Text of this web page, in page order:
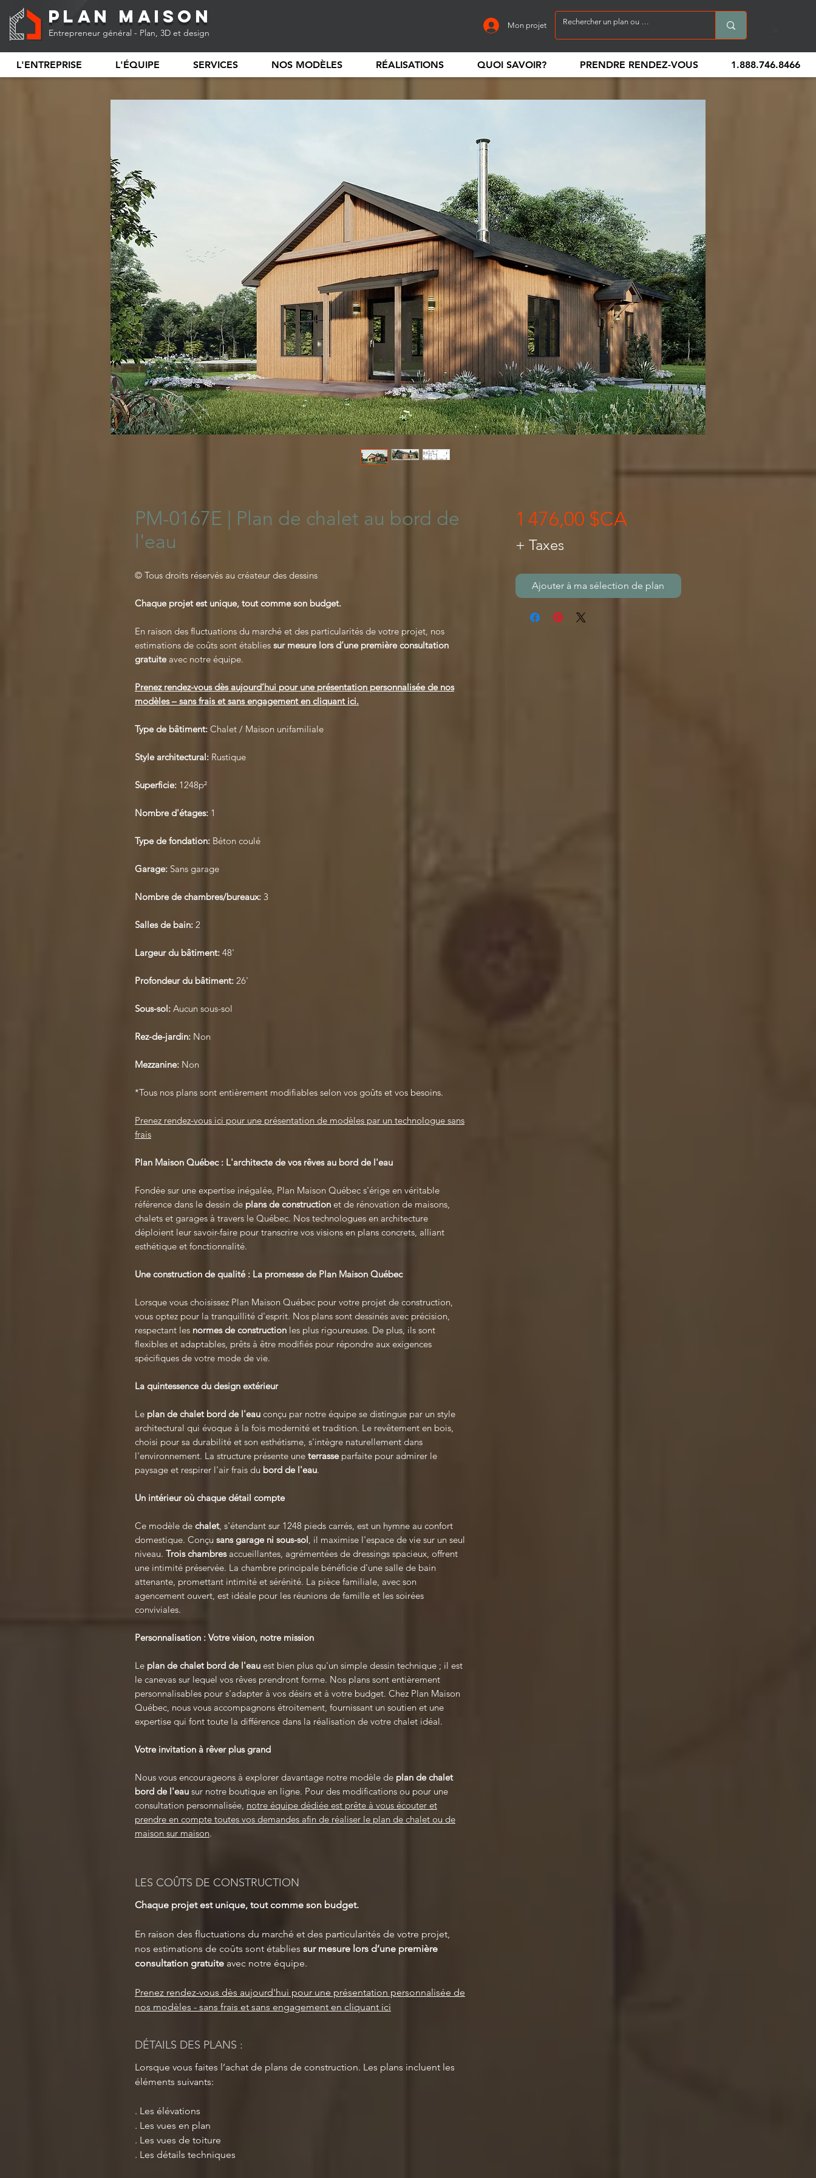
Plan Maison
Entrepreneur général - Plan, 3D et design
Mon projet
L'ENTREPRISE L'ÉQUIPE SERVICES NOS MODÈLES RÉALISATIONS QUOI SAVOIR? PRENDRE RENDEZ-VOUS 1.888.746.8466
© 2023 Plan Maison Québec
PM-0167E | Plan de chalet au bord de
l'eau
© Tous droits réservés au créateur des dessins
Chaque projet est unique, tout comme son budget.
En raison des fluctuations du marché et des particularités de votre projet, nos
estimations de coûts sont établies sur mesure lors d’une première consultation
gratuiteavec notre équipe.
Prenez rendez-vous dès aujourd’hui pour une présentation personnalisée de nos
modèles – sans frais et sans engagement en cliquant ici.
Type de bâtiment: Chalet / Maison unifamiliale
Style architectural: Rustique
Superficie: 1248p²
Nombre d'étages: 1
Type de fondation: Béton coulé
Garage: Sans garage
Nombre de chambres/bureaux: 3
Salles de bain: 2
Largeur du bâtiment: 48'
Profondeur du bâtiment: 26'
Sous-sol: Aucun sous-sol
Rez-de-jardin: Non
Mezzanine: Non
*Tous nos plans sont entièrement modifiables selon vos goûts et vos besoins.
Prenez rendez-vous ici pour une présentation de modèles par un technologue sans
frais
Plan Maison Québec : L'architecte de vos rêves au bord de l'eau
Fondée sur une expertise inégalée, Plan Maison Québec s'érige en véritable
référence dans le dessin de plans de construction et de rénovation de maisons,
chalets et garages à travers le Québec. Nos technologues en architecture
déploient leur savoir-faire pour transcrire vos visions en plans concrets, alliant
esthétique et fonctionnalité.
Une construction de qualité : La promesse de Plan Maison Québec
Lorsque vous choisissez Plan Maison Québec pour votre projet de construction,
vous optez pour la tranquillité d'esprit. Nos plans sont dessinés avec précision,
respectant les normes de construction les plus rigoureuses. De plus, ils sont
flexibles et adaptables, prêts à être modifiés pour répondre aux exigences
spécifiques de votre mode de vie.
La quintessence du design extérieur
Le plan de chalet bord de l'eau conçu par notre équipe se distingue par un style
architectural qui évoque à la fois modernité et tradition. Le revêtement en bois,
choisi pour sa durabilité et son esthétisme, s'intègre naturellement dans
l'environnement. La structure présente une terrasseparfaite pour admirer le
paysage et respirer l'air frais du bord de l'eau.
Un intérieur où chaque détail compte
Ce modèle de chalet, s'étendant sur 1248 pieds carrés, est un hymne au confort
domestique. Conçu sans garage ni sous-sol, il maximise l'espace de vie sur un seul
niveau. Trois chambres accueillantes, agrémentées de dressings spacieux, offrent
une intimité préservée. La chambre principale bénéficie d'une salle de bain
attenante, promettant intimité et sérénité. La pièce familiale, avec son
agencement ouvert, est idéale pour les réunions de famille et les soirées
conviviales.
Personnalisation : Votre vision, notre mission
Le plan de chalet bord de l'eau est bien plus qu'un simple dessin technique ; il est
le canevas sur lequel vos rêves prendront forme. Nos plans sont entièrement
personnalisables pour s'adapter à vos désirs et à votre budget. Chez Plan Maison
Québec, nous vous accompagnons étroitement, fournissant un soutien et une
expertise qui font toute la différence dans la réalisation de votre chalet idéal.
Votre invitation à rêver plus grand
Nous vous encourageons à explorer davantage notre modèle de plan de chalet
bord de l'eau sur notre boutique en ligne. Pour des modifications ou pour une
consultation personnalisée, notre équipe dédiée est prête à vous écouter et
prendre en compte toutes vos demandes afin de réaliser le plan de chalet ou de
maison sur maison.
LES COÛTS DE CONSTRUCTION
Chaque projet est unique, tout comme son budget.
En raison des fluctuations du marché et des particularités de votre projet,
nos estimations de coûts sont établies sur mesure lors d’une première
consultation gratuite avec notre équipe.
Prenez rendez-vous dès aujourd'hui pour une présentation personnalisée de
nos modèles - sans frais et sans engagement en cliquant ici
DÉTAILS DES PLANS :
Lorsque vous faites l’achat de plans de construction. Les plans incluent les
éléments suivants:
. Les élévations
. Les vues en plan
. Les vues de toiture
. Les détails techniques
1 476,00 $CAPrix
+ Taxes
Ajouter à ma sélection de plan